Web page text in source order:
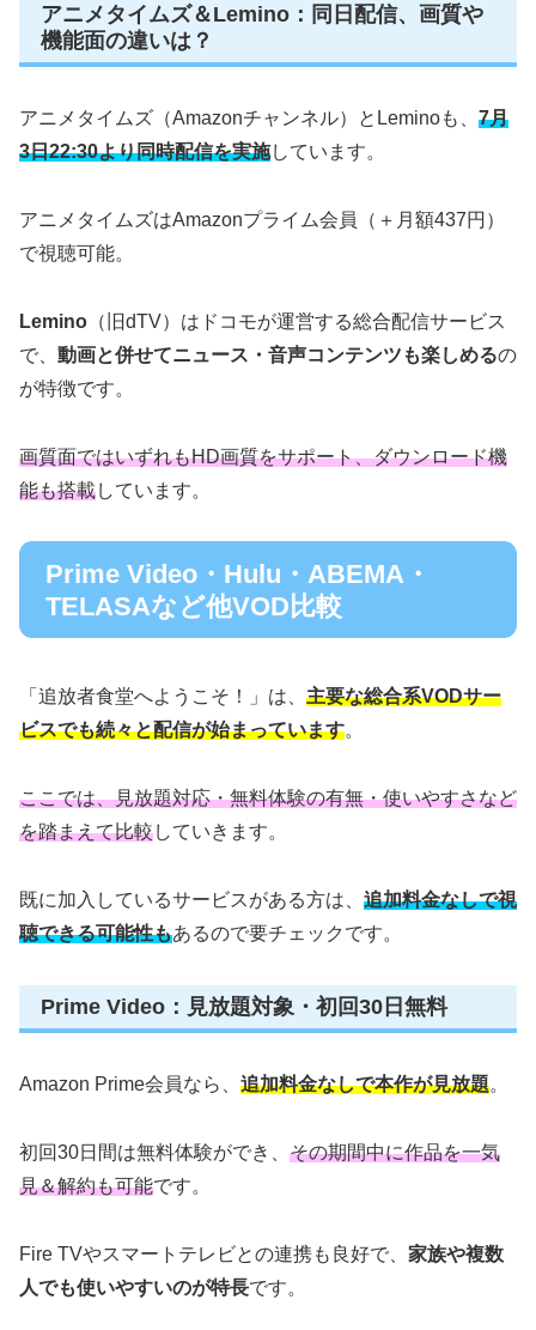
アニメタイムズ＆Lemino：同日配信、画質や
機能面の違いは？
アニメタイムズ（Amazonチャンネル）とLeminoも、 7月
3日22:30より同時配信を実施しています。
アニメタイムズはAmazonプライム会員（＋月額437円）
で視聴可能。
Lemino （旧dTV）はドコモが運営する総合配信サービス
で、 動画と併せてニュース・音声コンテンツも楽しめるの
が特徴です。
画質面ではいずれもHD画質をサポート、ダウンロード機
能も搭載しています。
Prime Video・Hulu・ABEMA・
TELASAなど他VOD比較
「追放者食堂へようこそ！」は、 主要な総合系VODサー
ビスでも続々と配信が始まっています。
ここでは、見放題対応・無料体験の有無・使いやすさなど
を踏まえて比較していきます。
既に加入しているサービスがある方は、 追加料金なしで視
聴できる可能性もあるので要チェックです。
Prime Video：見放題対象・初回30日無料
Amazon Prime会員なら、 追加料金なしで本作が見放題。
初回30日間は無料体験ができ、 その期間中に作品を一気
見＆解約も可能です。
Fire TVやスマートテレビとの連携も良好で、 家族や複数
人でも使いやすいのが特長です。